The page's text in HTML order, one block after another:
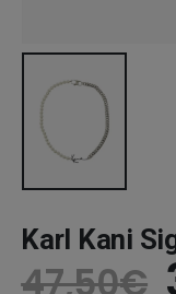
Karl Kani